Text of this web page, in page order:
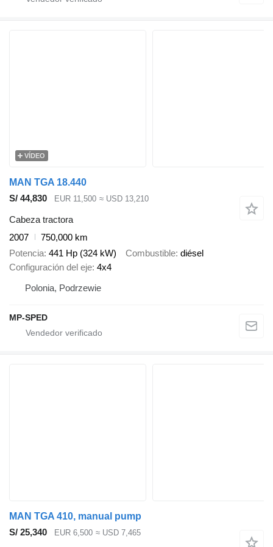
VÍDEO
MAN TGA 18.440
S/ 44,830
EUR 11,500 ≈ USD 13,210
Cabeza tractora
2007
750,000 km
Potencia 441 Hp (324 kW) Combustible diésel
Configuración del eje 4x4
Polonia, Podrzewie
MP-SPED
MAN TGA 410, manual pump
S/ 25,340
EUR 6,500 ≈ USD 7,465